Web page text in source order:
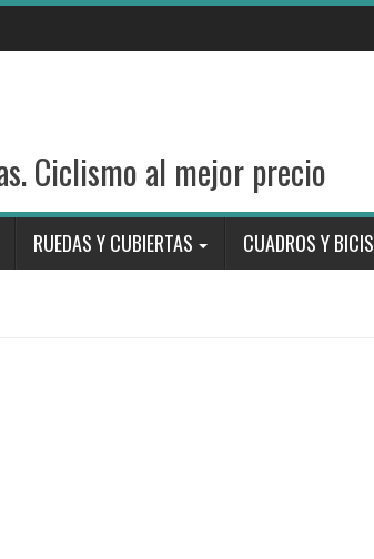
Ciclismo al mejor precio
RUEDAS Y CUBIERTAS CUADROS Y BICIS